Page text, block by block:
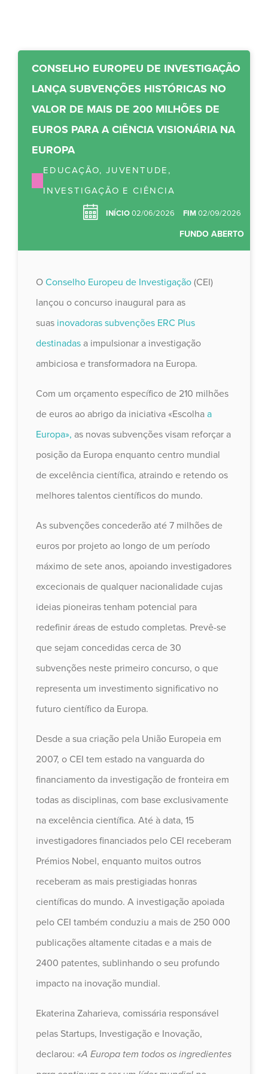
CONSELHO EUROPEU DE INVESTIGAÇÃO
LANÇA SUBVENÇÕES HISTÓRICAS NO
VALOR DE MAIS DE 200 MILHÕES DE
EUROS PARA A CIÊNCIA VISIONÁRIA NA
EUROPA
EDUCAÇÃO, JUVENTUDE,
INVESTIGAÇÃO E CIÊNCIA
INÍCIO02/06/2026 FIM02/09/2026
FUNDO ABERTO
O Conselho Europeu de Investigação (CEI)
lançou o concurso inaugural para as
suas inovadoras subvenções ERC Plus
destinadas a impulsionar a investigação
ambiciosa e transformadora na Europa.
Com um orçamento específico de 210 milhões
de euros ao abrigo da iniciativa «Escolha a
Europa», as novas subvenções visam reforçar a
posição da Europa enquanto centro mundial
de excelência científica, atraindo e retendo os
melhores talentos científicos do mundo.
As subvenções concederão até 7 milhões de
euros por projeto ao longo de um período
máximo de sete anos, apoiando investigadores
excecionais de qualquer nacionalidade cujas
ideias pioneiras tenham potencial para
redefinir áreas de estudo completas. Prevê-se
que sejam concedidas cerca de 30
subvenções neste primeiro concurso, o que
representa um investimento significativo no
futuro científico da Europa.
Desde a sua criação pela União Europeia em
2007, o CEI tem estado na vanguarda do
financiamento da investigação de fronteira em
todas as disciplinas, com base exclusivamente
na excelência científica. Até à data, 15
investigadores financiados pelo CEI receberam
Prémios Nobel, enquanto muitos outros
receberam as mais prestigiadas honras
científicas do mundo. A investigação apoiada
pelo CEI também conduziu a mais de 250 000
publicações altamente citadas e a mais de
2400 patentes, sublinhando o seu profundo
impacto na inovação mundial.
Ekaterina Zaharieva, comissária responsável
pelas Startups, Investigação e Inovação,
declarou: «A Europa tem todos os ingredientes